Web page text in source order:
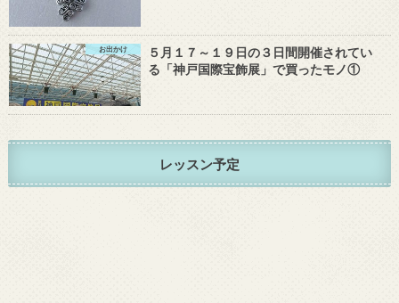
お出かけ
５月１７～１９日の３日間開催されてい
る「神戸国際宝飾展」で買ったモノ①
レッスン予定